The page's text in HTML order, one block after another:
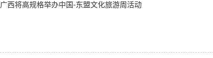
广西将高规格举办中国-东盟文化旅游周活动